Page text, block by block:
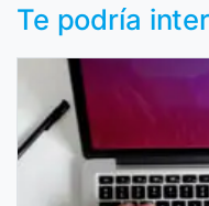
Te podría